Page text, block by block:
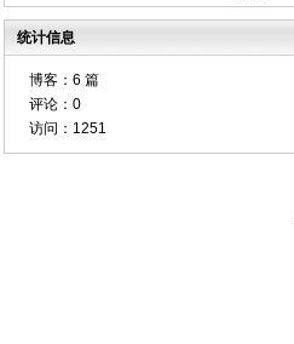
统计信息
博客： 6 篇
评论： 0
访问： 1251